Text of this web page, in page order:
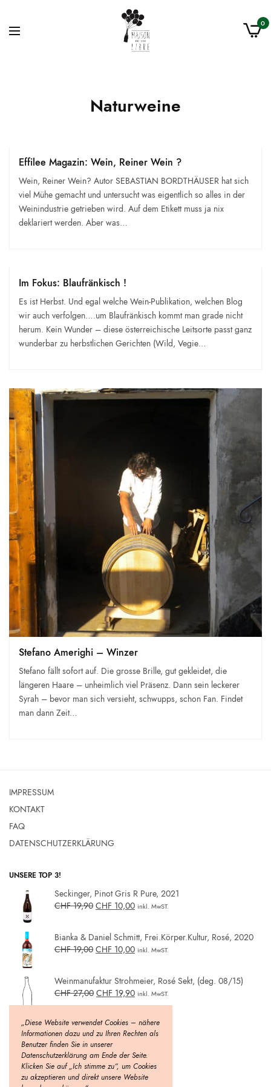
0
Naturweine
Effilee Magazin: Wein, Reiner Wein ?
Wein, Reiner Wein? Autor SEBAS­TIAN BORDTHÄUSER hat sich
viel Mühe gemacht und untersucht was eigentlich so alles in der
Weinindustrie getrieben wird. Auf dem Etikett muss ja nix
deklariert werden. Aber was…
Im Fokus: Blaufränkisch !
Es ist Herbst. Und egal welche Wein-Publikation, welchen Blog
wir auch verfolgen….um Blaufränkisch kommt man grade nicht
herum. Kein Wunder – diese österreichische Leitsorte passt ganz
wunderbar zu herbstlichen Gerichten (Wild, Vegie…
Stefano Amerighi – Winzer
Stefano fällt sofort auf. Die grosse Brille, gut gekleidet, die
längeren Haare – unheimlich viel Präsenz. Dann sein leckerer
Syrah – bevor man sich versieht, schwupps, schon Fan. Findet
man dann Zeit…
IMPRESSUM
KONTAKT
FAQ
DATENSCHUTZERKLÄRUNG
UNSERE TOP 3!
Seckinger, Pinot Gris R Pure, 2021
CHF19,90 CHF 10,00 inkl. MwST.
Bianka & Daniel Schmitt, Frei.Körper.Kultur, Rosé, 2020
CHF19,00 CHF 10,00 inkl. MwST.
Weinmanufaktur Strohmeier, Rosé Sekt, (deg. 08/15)
CHF27,00 CHF 19,90 inkl. MwST.
„Diese Website verwendet Cookies – nähere
Informationen dazu und zu Ihren Rechten als
Benutzer finden Sie in unserer
Datenschutzerklärung am Ende der Seite.
Klicken Sie auf „Ich stimme zu“, um Cookies
zu akzeptieren und direkt unsere Website